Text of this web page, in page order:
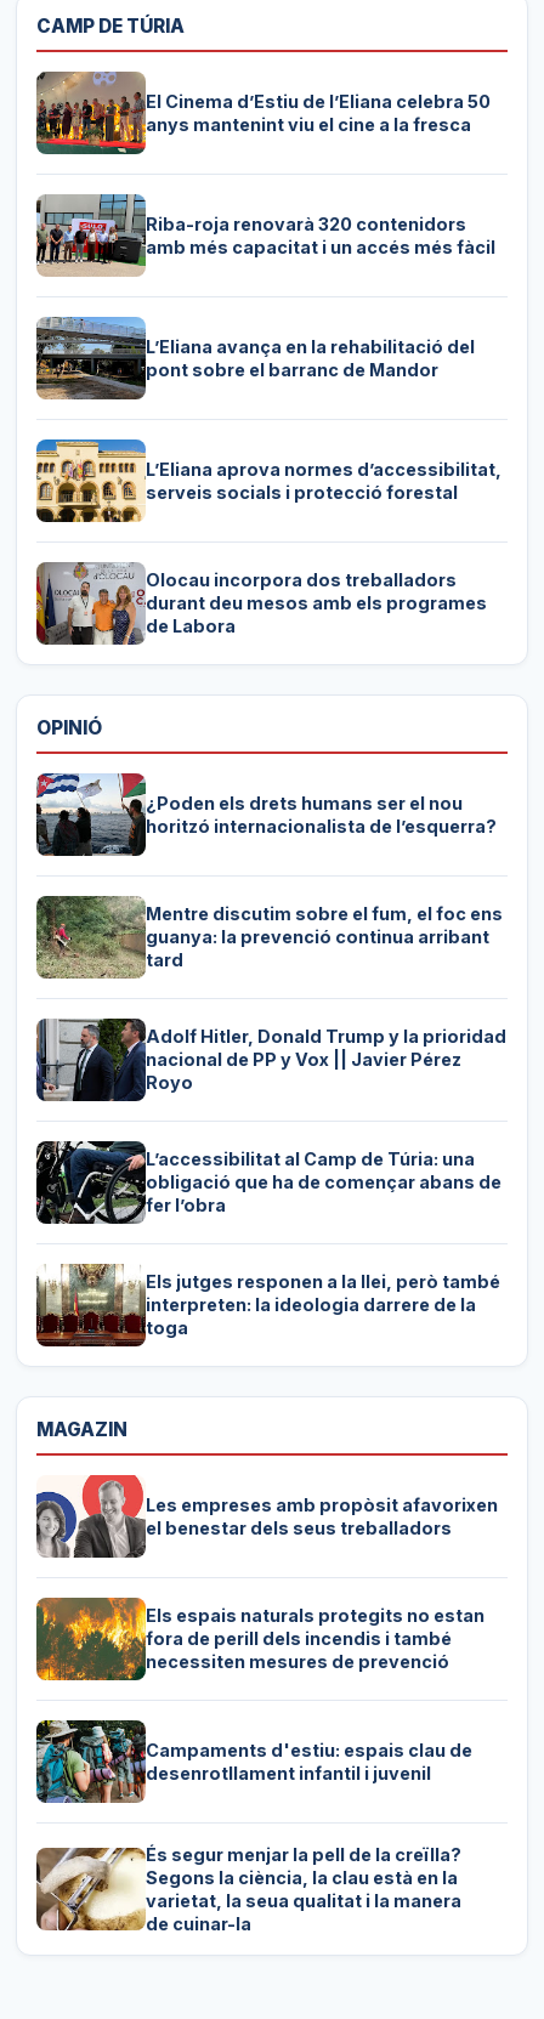
CAMP DE TÚRIA
El Cinema d’Estiu de l’Eliana celebra 50
anys mantenint viu el cine a la fresca
Riba-roja renovarà 320 contenidors
amb més capacitat i un accés més fàcil
L’Eliana avança en la rehabilitació del
pont sobre el barranc de Mandor
L’Eliana aprova normes d’accessibilitat,
serveis socials i protecció forestal
Olocau incorpora dos treballadors
durant deu mesos amb els programes
de Labora
OPINIÓ
¿Poden els drets humans ser el nou
horitzó internacionalista de l’esquerra?
Mentre discutim sobre el fum, el foc ens
guanya: la prevenció continua arribant
tard
Adolf Hitler, Donald Trump y la prioridad
nacional de PP y Vox || Javier Pérez
Royo
L’accessibilitat al Camp de Túria: una
obligació que ha de començar abans de
fer l’obra
Els jutges responen a la llei, però també
interpreten: la ideologia darrere de la
toga
MAGAZIN
Les empreses amb propòsit afavorixen
el benestar dels seus treballadors
Els espais naturals protegits no estan
fora de perill dels incendis i també
necessiten mesures de prevenció
Campaments d'estiu: espais clau de
desenrotllament infantil i juvenil
És segur menjar la pell de la creïlla?
Segons la ciència, la clau està en la
varietat, la seua qualitat i la manera
de cuinar-la